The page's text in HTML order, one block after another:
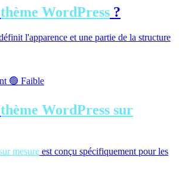
thème WordPress ?
l'apparence et une partie de la structure
🟢 Faible
thème WordPress sur
mesure est conçu spécifiquement pour les